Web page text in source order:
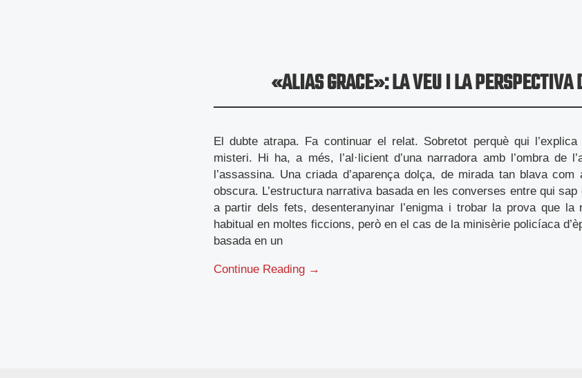
«ALIAS GRACE»: LA VEU I LA PERSPECTIVA
El dubte atrapa. Fa continuar el relat. Sobretot perquè qui
misteri. Hi ha, a més, l’al·licient d’una narradora amb l’ombra de
l’assassina. Una criada d’aparença dolça, de mirada tan blava
obscura. L’estructura narrativa basada en les converses entre qui
a partir dels fets, desenteranyinar l’enigma i trobar la prova que la
habitual en moltes ficcions, però en el cas de la minisèrie policíaca
basada en un
Continue Reading →